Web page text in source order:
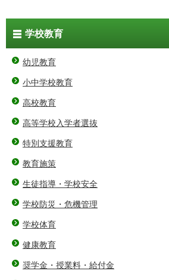
学校教育
幼児教育
小中学校教育
高校教育
高等学校入学者選抜
特別支援教育
教育施策
生徒指導・学校安全
学校防災・危機管理
学校体育
健康教育
奨学金・授業料・給付金